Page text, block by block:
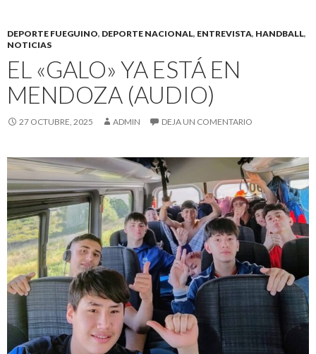
DEPORTE FUEGUINO, DEPORTE NACIONAL, ENTREVISTA, HANDBALL,
NOTICIAS
EL «GALO» YA ESTÁ EN
MENDOZA (AUDIO)
27 OCTUBRE, 2025 ADMIN DEJA UN COMENTARIO